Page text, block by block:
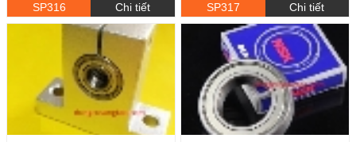
SP316 Chi tiết SP317 Chi tiết